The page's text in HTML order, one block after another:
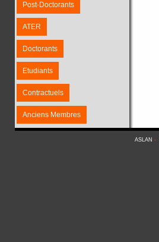
Post-Doctorants
ATER
Doctorants
Etudiants
Contractuels
Anciens Membres
ASLAN -